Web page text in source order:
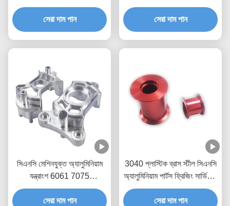
সেরা দাম পান
সিএনসি মেশিনিং যন্ত্রাংশ টার্নিং
সেরা দাম পান
সিএনসি মেশিনযুক্ত অ্যালুমিনিয়াম
যন্ত্রাংশ 6061 7075
অ্যালুমিনিয়াম খাদ যন্ত্রাংশ
সেরা দাম পান
3040 প্লাস্টিক ব্রাস স্টীল সিএনসি
অ্যালুমিনিয়াম পার্টস ফ্রিজিং সার্ভিস 3
অক্ষ 4 অক্ষ 5 অক্ষ
সেরা দাম পান